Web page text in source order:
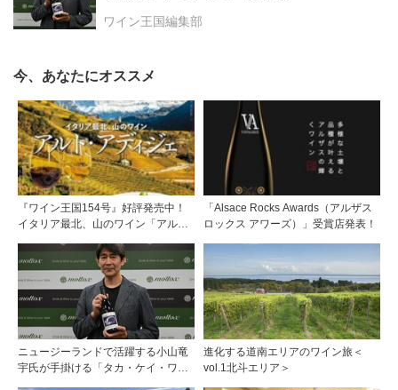
ワイン王国編集部
今、あなたにオススメ
『ワイン王国154号』好評発売中！
イタリア最北、山のワイン「アル
エが偏愛するシャンパーニュ」第二
特集「この夏の主役！ ナチュラルな
ロゼワイン」
「Alsace Rocks Awards（アルザス
ロックス アワーズ）」受賞店発表！
ニュージーランドで活躍する小山竜
宇氏が手掛ける「タカ・ケイ・ワイ
進化する道南エリアのワイン旅＜
vol.1北斗エリア＞